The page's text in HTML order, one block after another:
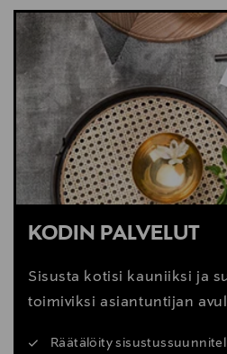
KATSO SISUSTUSVINKIT
KODIN PALVELUT
Sisusta kotisi kauniiksi ja
toimiviksi asiantuntijan
Räätälöity